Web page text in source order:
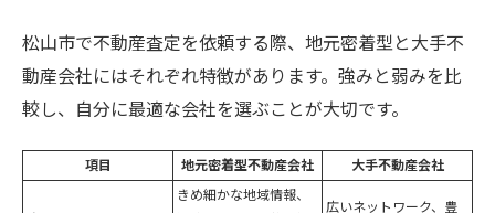
松山市で不動産査定を依頼する際、地元密着型と大手不
動産会社にはそれぞれ特徴があります。強みと弱みを比
較し、自分に最適な会社を選ぶことが大切です。
項目 地元密着型不動産会社 大手不動産会社
きめ細かな地域情報、
広いネットワーク、豊